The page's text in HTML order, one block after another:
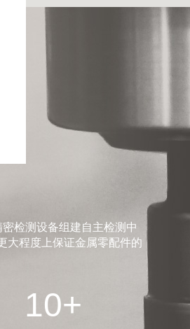
检测设备组建自主检测中
大程度上保证金属零配件的
10+